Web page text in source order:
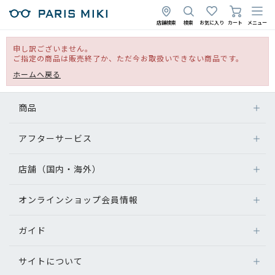
店舗検索 検索 お気に入り カート メニュー
申し訳ございません。
ご指定の商品は販売終了か、ただ今お取扱いできない商品です。
ホームへ戻る
商品
アフターサービス
店舗（国内・海外）
オンラインショップ会員情報
ガイド
サイトについて